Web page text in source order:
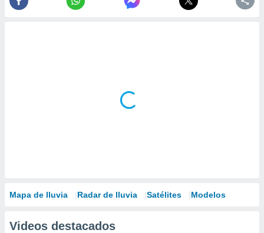
Mapa de lluvia Radar de lluvia Satélites Modelos
Videos destacados